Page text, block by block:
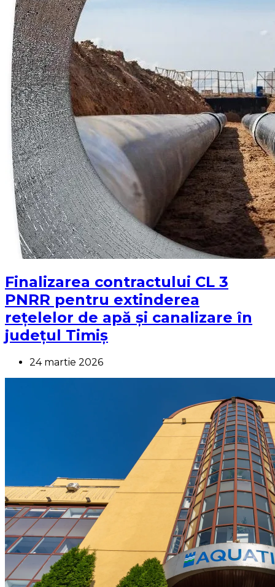
Finalizarea contractului CL 3
PNRR pentru extinderea
rețelelor de apă și canalizare în
județul Timiș
24 martie 2026